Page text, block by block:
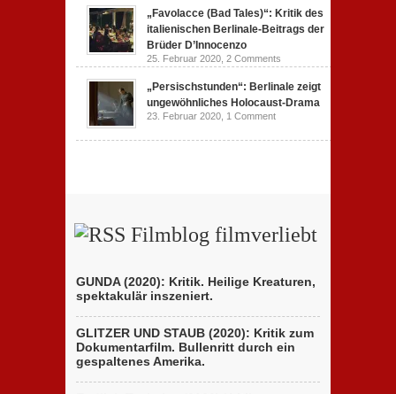
„Favolacce (Bad Tales)“: Kritik des
italienischen Berlinale-Beitrags der
Brüder D’Innocenzo
25. Februar 2020, 2 Comments
„Persischstunden“: Berlinale zeigt
ungewöhnliches Holocaust-Drama
23. Februar 2020, 1 Comment
Filmblog filmverliebt
GUNDA (2020): Kritik. Heilige Kreaturen,
spektakulär inszeniert.
GLITZER UND STAUB (2020): Kritik zum
Dokumentarfilm. Bullenritt durch ein
gespaltenes Amerika.